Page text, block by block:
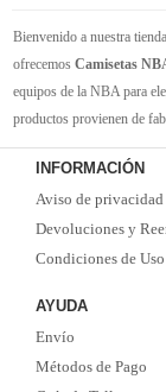
Bienvenido a nuestra
ofrecemos Camisetas
equipos de la NBA para
productos provienen de
gran inventario de
de tus equipos y
y buena comunicación!
Satisfacer las necesidades
INFORMACIÓN
Aviso de privacidad
Devoluciones y
Condiciones de Uso
AYUDA
Envío
Métodos de Pago